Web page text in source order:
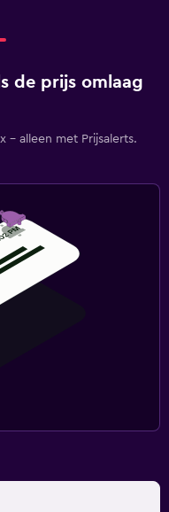
de prijs omlaag
- alleen met Prijsalerts.